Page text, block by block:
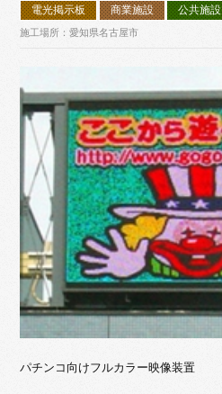
電光掲示板 商業施設 公共施設
施工場所：愛知県名古屋市
パチンコ向けフルカラー映像装置